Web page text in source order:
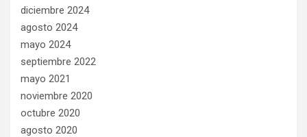
diciembre 2024
agosto 2024
mayo 2024
septiembre 2022
mayo 2021
noviembre 2020
octubre 2020
agosto 2020